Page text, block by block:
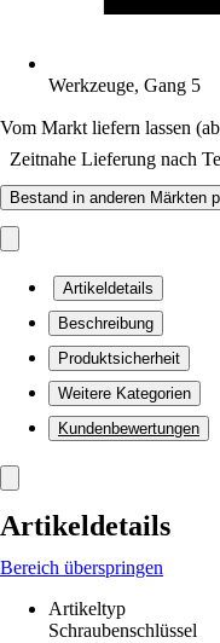
Werkzeuge, Gang 5
Vom Markt liefern lassen
Zeitnahe Lieferung nach
Bestand in anderen Märkten
Artikeldetails
Beschreibung
Produktsicherheit
Weitere Kategorien
Kundenbewertungen
Artikeldetails
Bereich überspringen
Artikeltyp
Schraubenschlüssel